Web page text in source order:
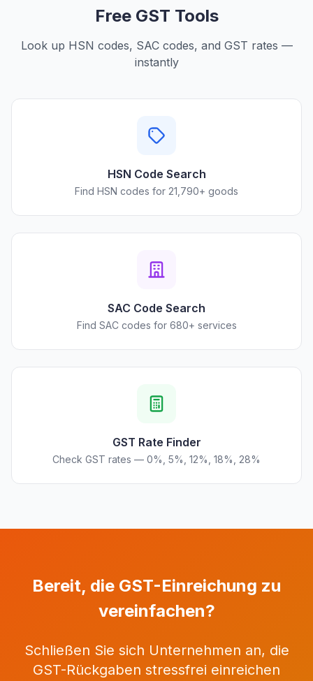
Free GST Tools
Look up HSN codes, SAC codes, and GST rates —
instantly
HSN Code Search
Find HSN codes for 21,790+ goods
SAC Code Search
Find SAC codes for 680+ services
GST Rate Finder
Check GST rates — 0%, 5%, 12%, 18%, 28%
Bereit, die GST-Einreichung zu
vereinfachen?
Schließen Sie sich Unternehmen an, die
GST-Rückgaben stressfrei einreichen